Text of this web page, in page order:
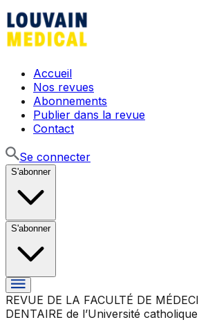
Accueil
Nos revues
Abonnements
Publier dans la revue
Contact
Se connecter
S'abonner
S'abonner
REVUE DE LA FACULTÉ DE
DENTAIRE de l’Université